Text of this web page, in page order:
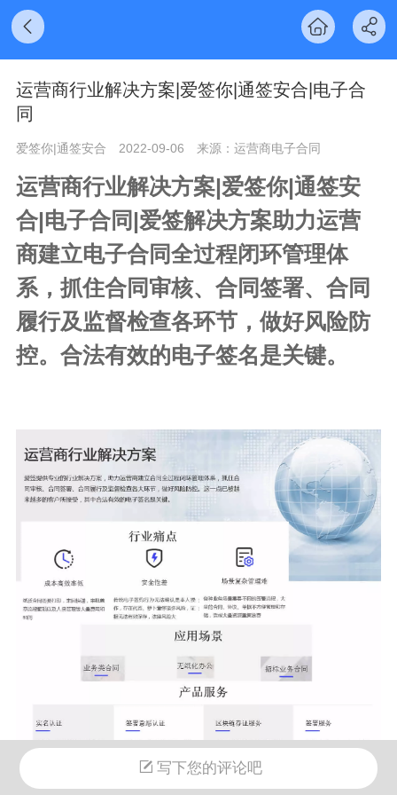
​运营商行业解决方案|爱签你|通签安合|电子合
同
爱签你|通签安合 2022-09-06 来源：运营商电子合同
运营商行业解决方案|爱签你|通签安
合|电子合同|爱签解决方案助力运营
商建立电子合同全过程闭环管理体
系，抓住合同审核、合同签署、合同
履行及监督检查各环节，做好风险防
控。合法有效的电子签名是关键。
写下您的评论吧